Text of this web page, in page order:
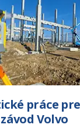
práce
závod Volvo